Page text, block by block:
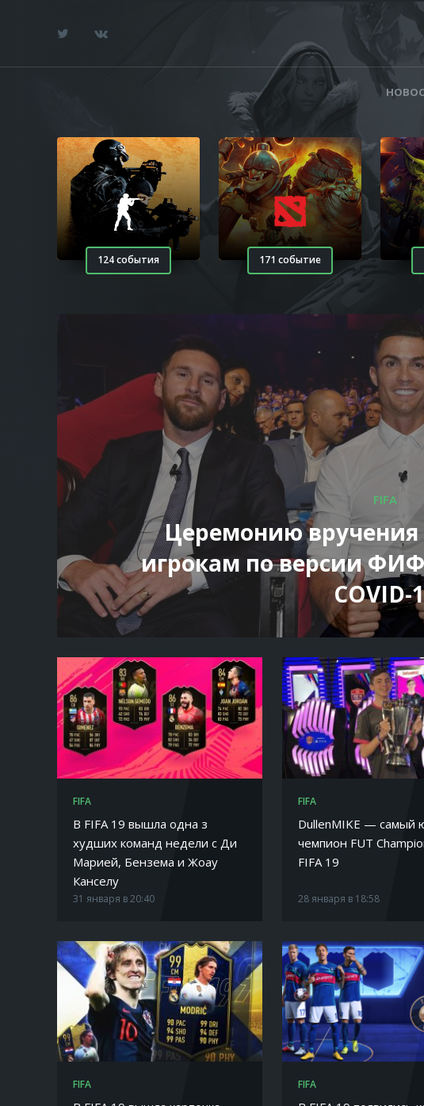
124 события 171 событие
FIFA
Церемонию
игрокам по версии
COVID-
FIFA
В FIFA 19 вышла одна з
худших команд недели с Ди
Марией, Бензема и Жоау
Канселу
31 января в 20:40
FIFA
DullenMIKE — самый
чемпион FUT
FIFA 19
28 января в 18:58
FIFA FIFA